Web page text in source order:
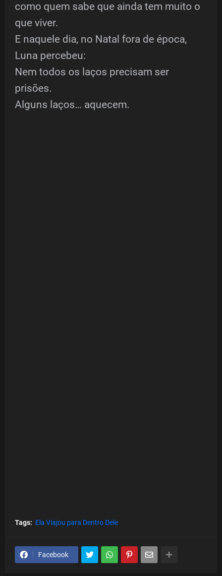
como quem sabe que ainda tem muito o
que viver.
E naquele dia, no Natal fora de época,
Luna percebeu:
Nem todos os laços precisam ser
prisões.
Alguns laços… aquecem.
Tags: Ela Viajou para Dentro Dele
Facebook